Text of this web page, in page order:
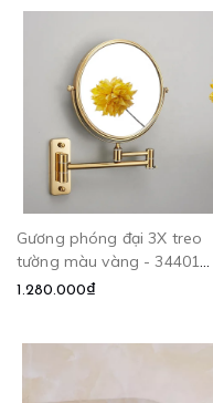
Gương phóng đại 3X treo
tường màu vàng - 34401
CLEANMAX
1.280.000₫